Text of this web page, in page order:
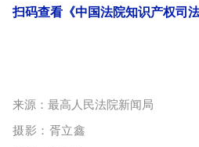
扫码查看《中国法院知识产权司
来源：最高人民法院新闻局
摄影：胥立鑫